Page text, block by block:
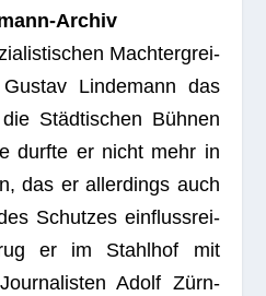
Archiv
Macht­er­grei­
Lin­de­mann das
Städ­ti­schen Büh­nen
durfte er nicht mehr in
das er aller­dings auch
Schut­zes ein­fluss­rei­
er im Stahl­hof mit
Adolf Zürn­